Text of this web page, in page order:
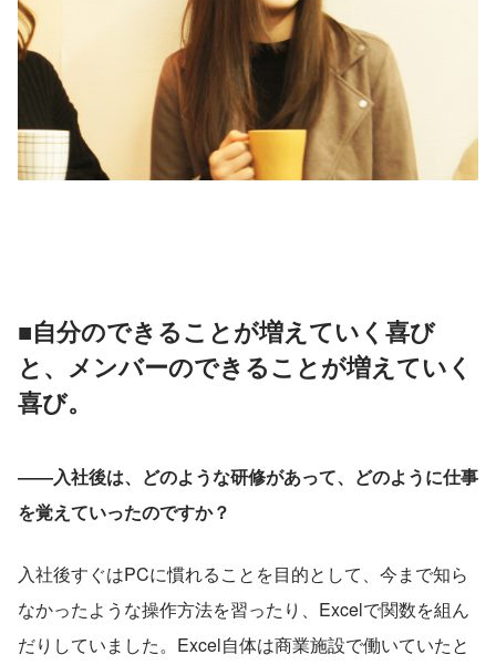
■自分のできることが増えていく喜び
と、メンバーのできることが増えていく
喜び。
――入社後は、どのような研修があって、どのように仕事
を覚えていったのですか？
入社後すぐはPCに慣れることを目的として、今まで知ら
なかったような操作方法を習ったり、Excelで関数を組ん
だりしていました。Excel自体は商業施設で働いていたと